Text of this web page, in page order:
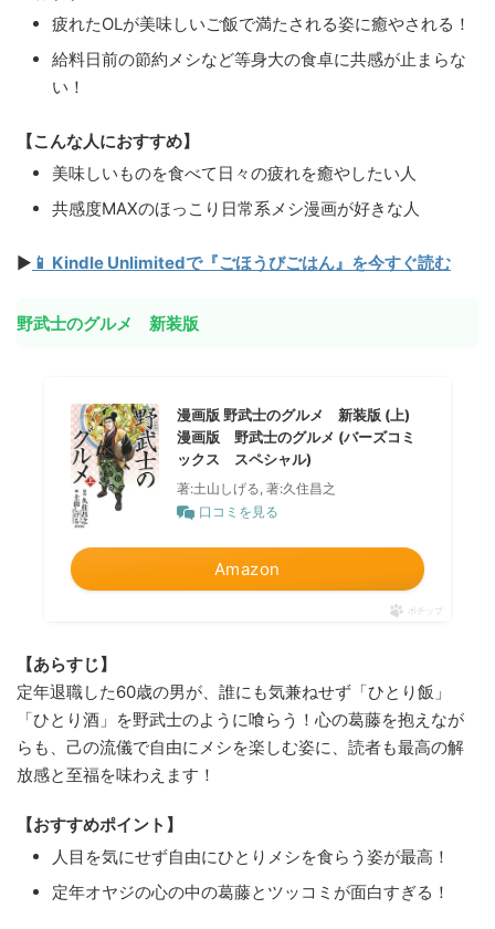
疲れたOLが美味しいご飯で満たされる姿に癒やされる！
給料日前の節約メシなど等身大の食卓に共感が止まらな
い！
【こんな人におすすめ】
美味しいものを食べて日々の疲れを癒やしたい人
共感度MAXのほっこり日常系メシ漫画が好きな人
▶ 📱 Kindle Unlimitedで『ごほうびごはん』を今すぐ読む
野武士のグルメ 新装版
漫画版 野武士のグルメ 新装版 (上)
漫画版 野武士のグルメ (バーズコミ
ックス スペシャル)
著:土山しげる, 著:久住昌之
口コミを見る
Amazon
ポチップ
【あらすじ】
定年退職した60歳の男が、誰にも気兼ねせず「ひとり飯」
「ひとり酒」を野武士のように喰らう！心の葛藤を抱えなが
らも、己の流儀で自由にメシを楽しむ姿に、読者も最高の解
放感と至福を味わえます！
【おすすめポイント】
人目を気にせず自由にひとりメシを食らう姿が最高！
定年オヤジの心の中の葛藤とツッコミが面白すぎる！